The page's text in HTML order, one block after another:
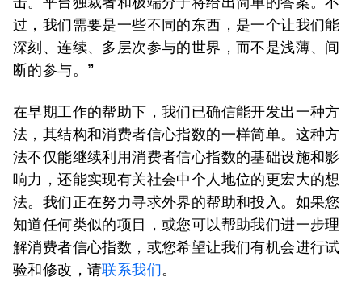
过，我们需要是一些不同的东西，是一个让我们能
深刻、连续、多层次参与的世界，而不是浅薄、间
断的参与。”
在早期工作的帮助下，我们已确信能开发出一种方
法，其结构和消费者信心指数的一样简单。这种方
法不仅能继续利用消费者信心指数的基础设施和影
响力，还能实现有关社会中个人地位的更宏大的想
法。我们正在努力寻求外界的帮助和投入。如果您
知道任何类似的项目，或您可以帮助我们进一步理
解消费者信心指数，或您希望让我们有机会进行试
验和修改，请联系我们。